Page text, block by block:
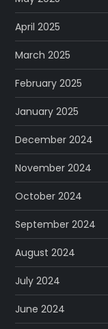
April 2025
March 2025
February 2025
January 2025
December 2024
November 2024
October 2024
September 2024
August 2024
July 2024
June 2024